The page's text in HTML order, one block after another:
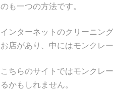
のも一つの方法です。
インターネットのクリーニン
お店があり、中にはモンクレ
こちらのサイトではモンクレ
るかもしれません。